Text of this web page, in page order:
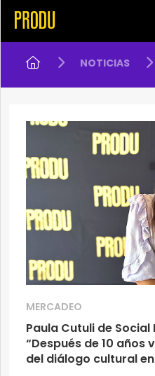
NOTICIAS
MERCADEO
Paula Cutuli de Social
“Después de 10 años
del diálogo cultural